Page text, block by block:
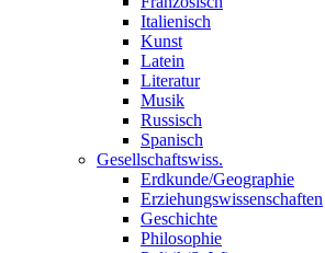
Italienisch
Kunst
Latein
Literatur
Musik
Russisch
Spanisch
Gesellschaftswiss.
Erdkunde/Geographie
Erziehungswissenschaften
Geschichte
Philosophie